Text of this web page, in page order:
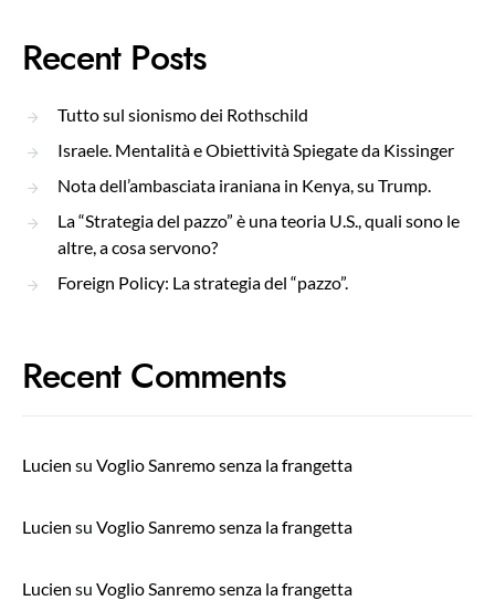
Recent Posts
Tutto sul sionismo dei Rothschild
Israele. Mentalità e Obiettività Spiegate da Kissinger
Nota dell’ambasciata iraniana in Kenya, su Trump.
La “Strategia del pazzo” è una teoria U.S., quali sono le
altre, a cosa servono?
Foreign Policy: La strategia del “pazzo”.
Recent Comments
Lucien su Voglio Sanremo senza la frangetta
Lucien su Voglio Sanremo senza la frangetta
Lucien su Voglio Sanremo senza la frangetta